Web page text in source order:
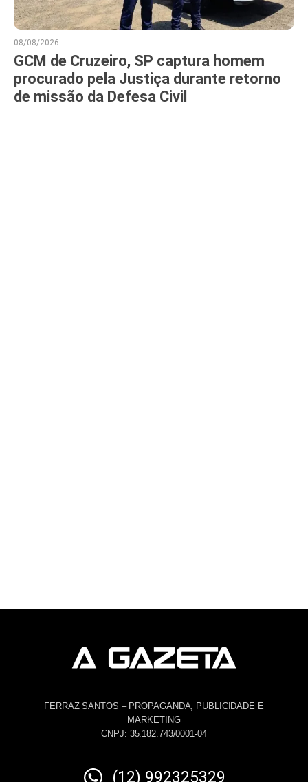
08/08/2026
GCM de Cruzeiro, SP captura homem
procurado pela Justiça durante retorno
de missão da Defesa Civil
FERRAZ SANTOS – PROPAGANDA, PUBLICIDADE E
MARKETING
CNPJ: 35.182.743/0001-04
(12) 992325329